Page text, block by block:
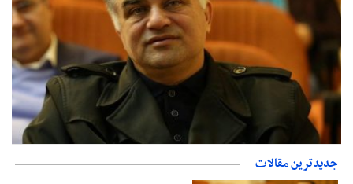
جزئیات فعال‌سازی «کیف پول ایران» اعلام شد
جدیدترین مقالات